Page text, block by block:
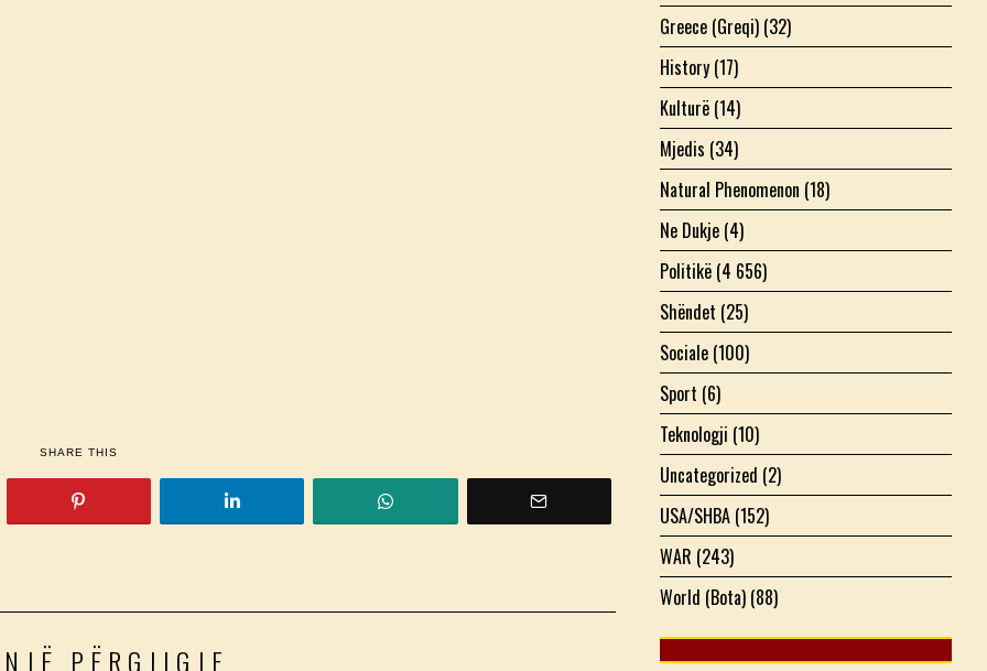
SHARE THIS
PËRGJIGJE
Greece (Greqi) (32)
History (17)
Kulturë (14)
Mjedis (34)
Natural Phenomenon (18)
Ne Dukje (4)
Politikë (4 656)
Shëndet (25)
Sociale (100)
Sport (6)
Teknologji (10)
Uncategorized (2)
USA/SHBA (152)
WAR (243)
World (Bota) (88)